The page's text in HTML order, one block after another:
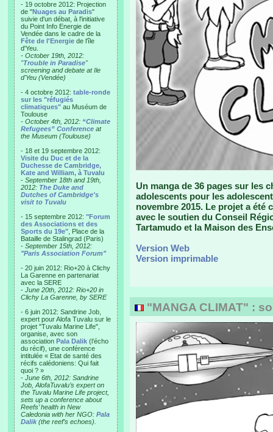
- 19 octobre 2012: Projection
de "Nuages au Paradis"
suivie d'un débat, à l'initiative
du Point Info Energie de
Vendée dans le cadre de la
Fête de l'Energie de l'île
d'Yeu.
- October 19th, 2012:
"Trouble in Paradise"
screening and debate at Ile
d'Yeu (Vendée)
- 4 octobre 2012: table-ronde
sur les "réfugiés
climatiques" au Muséum de
Toulouse
- October 4th, 2012: “Climate
Refugees” Conference at
the Museum (Toulouse)
- 18 et 19 septembre 2012:
Visite du Duc et de la
Duchesse de Cambridge,
Kate and William, à Tuvalu
- September 18th and 19th,
2012: The Duke and
Dutches of Cambridge's
visit to Tuvalu
- 15 septembre 2012: "Forum
des Associations et des
Sports du 19e" , Place de la
Bataille de Stalingrad (Paris)
- September 15th, 2012:
"Paris Association Forum"
- 20 juin 2012: Rio+20 à Clichy
La Garenne en partenariat
avec la SERE
- June 20th, 2012: Rio+20 in
Clichy La Garenne, by SERE
- 6 juin 2012: Sandrine Job,
expert pour Alofa Tuvalu sur le
projet "Tuvalu Marine Life",
organise, avec son
association Pala Dalik (l’écho
du récif), une conférence
intitulée « Etat de santé des
récifs calédoniens: Qui fait
quoi ? »
- June 6th, 2012: Sandrine
Job, AlofaTuvalu’s expert on
the Tuvalu Marine Life project,
sets up a conference about
Reefs’ health in New
Caledonia with her NGO: Pala
Dalik (the reef’s echoes).
Un manga de 36 pages sur les
adolescents pour les
novembre 2015. Le projet a été
avec le soutien du Conseil
Tartamudo et la Maison des
Version Web
Version imprimable
"MANGA CLIMAT" :